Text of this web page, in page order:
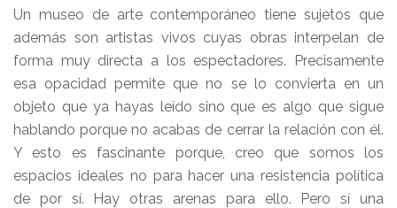
Un museo de arte contemporáneo tiene sujetos que
además son artistas vivos cuyas obras interpelan de
forma muy directa a los espectadores. Precisamente
esa opacidad permite que no se lo convierta en un
objeto que ya hayas leído sino que es algo que sigue
hablando porque no acabas de cerrar la relación con él.
Y esto es fascinante porque, creo que somos los
espacios ideales no para hacer una resistencia política
de por sí. Hay otras arenas para ello. Pero sí una